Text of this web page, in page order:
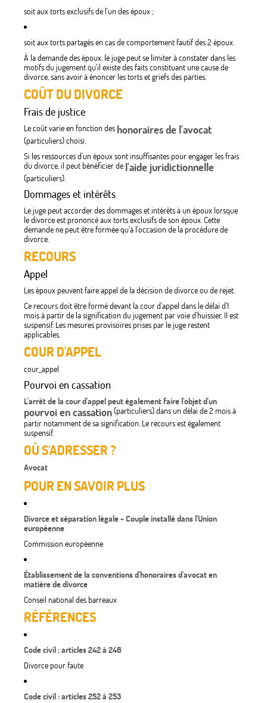
soit aux torts exclusifs de l'un des époux ;
soit aux torts partagés en cas de comportement fautif des 2 époux.
À la demande des époux, le juge peut se limiter à constater dans les
motifs du jugement qu'il existe des faits constituant une cause de
divorce, sans avoir à énoncer les torts et griefs des parties.
COÛT DU DIVORCE
Frais de justice
Le coût varie en fonction des honoraires de l'avocat
(particuliers) choisi.
Si les ressources d'un époux sont insuffisantes pour engager les frais
du divorce, il peut bénéficier de l'aide juridictionnelle
(particuliers).
Dommages et intérêts
Le juge peut accorder des dommages et intérêts à un époux lorsque
le divorce est prononcé aux torts exclusifs de son époux. Cette
demande ne peut être formée qu'à l'occasion de la procédure de
divorce.
RECOURS
Appel
Les époux peuvent faire appel de la décision de divorce ou de rejet.
Ce recours doit être formé devant la cour d'appel dans le délai d'1
mois à partir de la signification du jugement par voie d'huissier. Il est
suspensif. Les mesures provisoires prises par le juge restent
applicables.
COUR D'APPEL
cour_appel
Pourvoi en cassation
L'arrêt de la cour d'appel peut également faire l'objet d'un
pourvoi en cassation(particuliers) dans un délai de 2 mois à
partir notamment de sa signification. Le recours est également
suspensif.
OÙ S'ADRESSER ?
Avocat
POUR EN SAVOIR PLUS
Divorce et séparation légale - Couple installé dans l'Union
européenne
Commission européenne
Établissement de la conventions d'honoraires d'avocat en
matière de divorce
Conseil national des barreaux
RÉFÉRENCES
Code civil : articles 242 à 246
Divorce pour faute
Code civil : articles 252 à 253